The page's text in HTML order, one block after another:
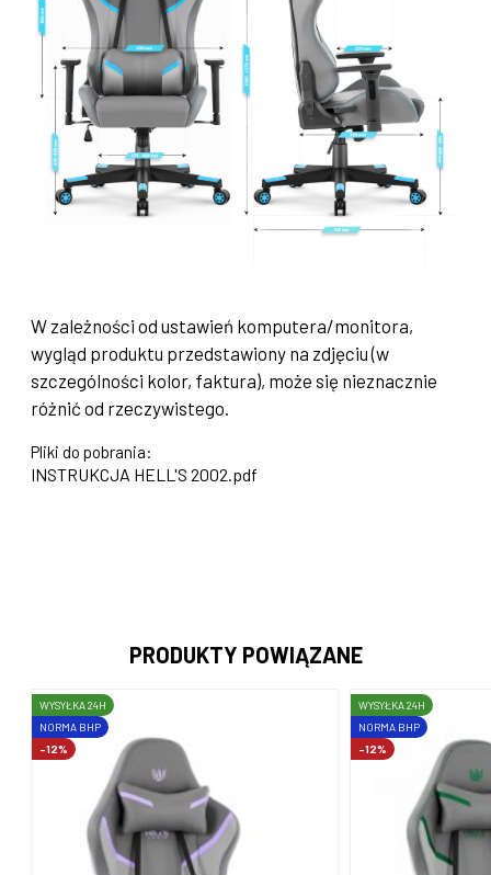
PRODUKTY POWIĄZANE
-12%
WYSYŁKA 24H
NORMA BHP
-12%
WYSYŁKA 24H
NORMA BHP
W zależności od ustawień komputera/monitora,
wygląd produktu przedstawiony na zdjęciu (w
szczególności kolor, faktura), może się nieznacznie
różnić od rzeczywistego.
Pliki do pobrania:
INSTRUKCJA HELL'S 2002.pdf